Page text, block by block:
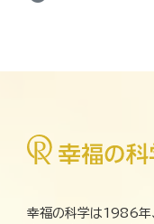
幸福の科学は1986年